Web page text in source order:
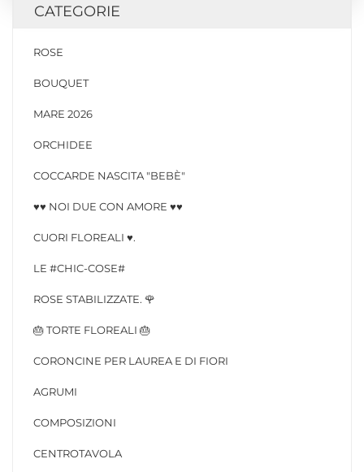
CATEGORIE
ROSE
BOUQUET
MARE 2026
ORCHIDEE
COCCARDE NASCITA "BEBÈ"
♥️♥️ NOI DUE CON AMORE ♥️♥️
CUORI FLOREALI ♥️.
LE #CHIC-COSE#
ROSE STABILIZZATE. 🌹
🎂 TORTE FLOREALI 🎂
CORONCINE PER LAUREA E DI FIORI
AGRUMI
COMPOSIZIONI
CENTROTAVOLA